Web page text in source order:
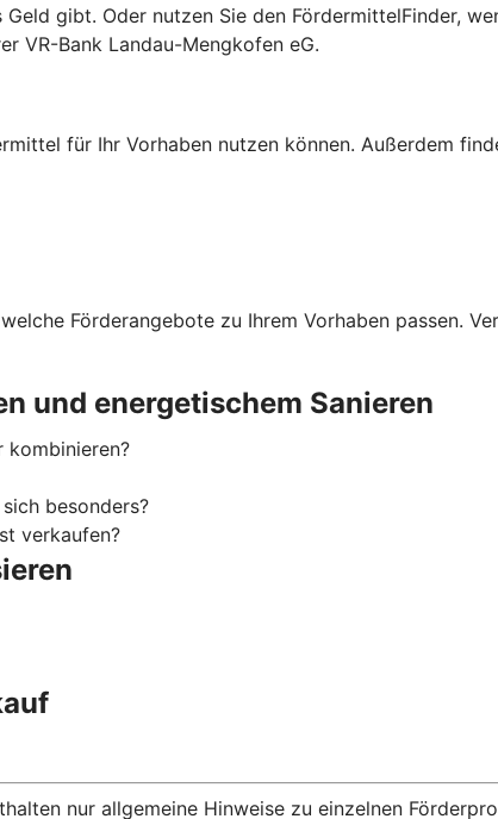
gibt. Oder nutzen Sie den FördermittelFinder,
VR-Bank Landau-Mengkofen eG.
für Ihr Vorhaben nutzen können. Außerdem
Förderangebote zu Ihrem Vorhaben passen.
und energetischem Sanieren
kombinieren?
besonders?
verkaufen?
nur allgemeine Hinweise zu einzelnen